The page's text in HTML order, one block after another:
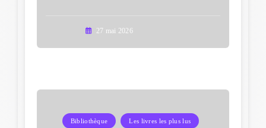
27 mai 2026
Bibliothèque Les livres les plus lus